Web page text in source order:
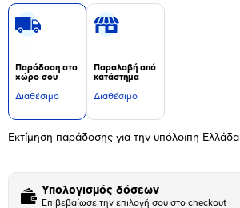
Παράδοση στο
χώρο σου
Διαθέσιμο
Παραλαβή από
κατάστημα
Διαθέσιμο
Εκτίμηση παράδοσης για την υπόλοιπη Ελλάδα
Υπολογισμός δόσεων
Επιβεβαίωσε την επιλογή σου στο checkout